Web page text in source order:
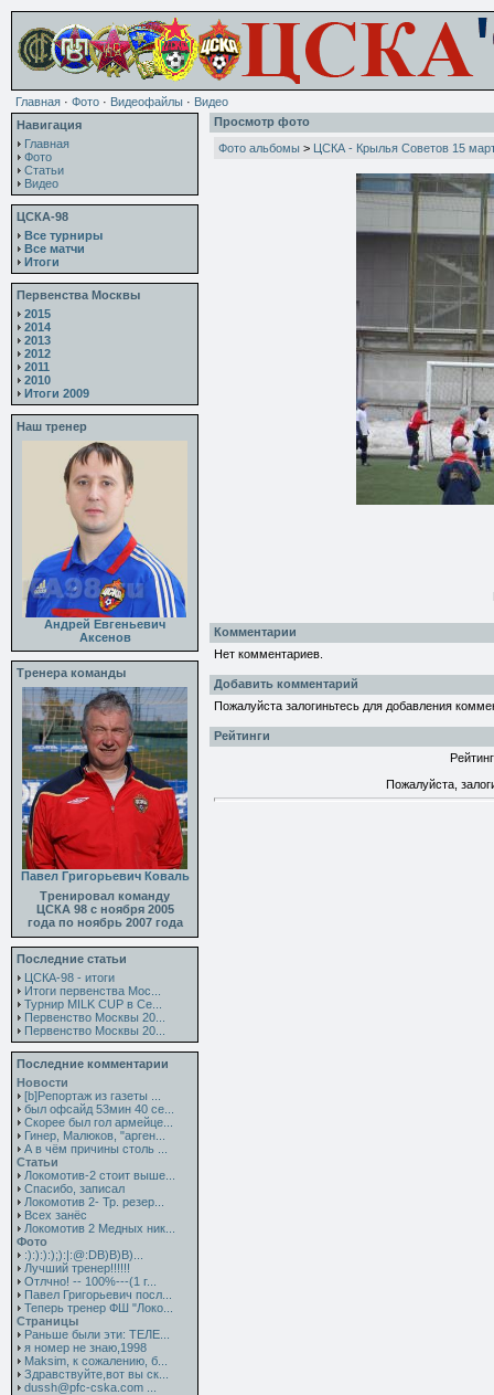
Главная · Фото · Видеофайлы · Видео
Навигация
Главная
Фото
Статьи
Видео
ЦСКА-98
Все турниры
Все матчи
Итоги
Первенства Москвы
2015
2014
2013
2012
2011
2010
Итоги 2009
Наш тренер
Андрей Евгеньевич
Аксенов
Тренера команды
Павел Григорьевич Коваль
Тренировал команду
ЦСКА 98 с ноября 2005
года по ноябрь 2007 года
Последние статьи
ЦСКА-98 - итоги
Итоги первенства Мос...
Турнир MILK CUP в Се...
Первенство Москвы 20...
Первенство Москвы 20...
Последние комментарии
Новости
[b]Репортаж из газеты ...
был офсайд 53мин 40 се...
Скорее был гол армейце...
Гинер, Малюков, "арген...
А в чём причины столь ...
Статьи
Локомотив-2 стоит выше...
Спасибо, записал
Локомотив 2- Тр. резер...
Всех занёс
Локомотив 2 Медных ник...
Фото
:):):):);):|:@:DB)B)B)...
Лучший тренер!!!!!!
Отлчно! -- 100%---(1 г...
Павел Григорьевич посл...
Теперь тренер ФШ "Локо...
Страницы
Раньше были эти: ТЕЛЕ...
я номер не знаю,1998
Maksim, к сожалению, б...
Здравствуйте,вот вы ск...
dussh@pfc-cska.com ...
Просмотр фото
Фото альбомы > ЦСКА - Крылья Советов 15
Комментарии
Нет комментариев.
Добавить комментарий
Пожалуйста залогиньтесь для добавления
Рейтинги
Пожалуйста,